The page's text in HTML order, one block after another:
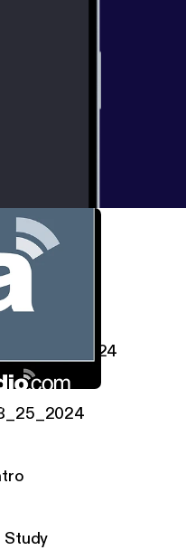
Study 8.28.24
Study